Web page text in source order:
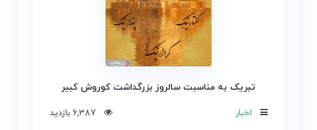
تبریک به مناسبت سالروز بزرگداشت کوروش کبیر
اخبار 6,387 بازدید